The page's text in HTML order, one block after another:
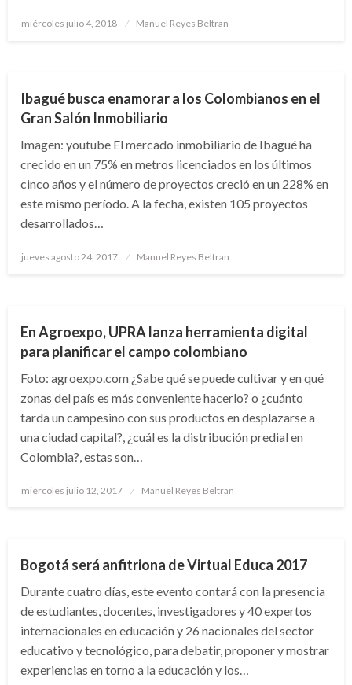
Publicado
miércoles julio 4, 2018 Manuel Reyes Beltran
Ibagué busca enamorar a los Colombianos en el
Gran Salón Inmobiliario
Imagen: youtube El mercado inmobiliario de Ibagué ha
crecido en un 75% en metros licenciados en los últimos
cinco años y el número de proyectos creció en un 228% en
este mismo período. A la fecha, existen 105 proyectos
desarrollados…
Publicado
jueves agosto 24, 2017 Manuel Reyes Beltran
En Agroexpo, UPRA lanza herramienta digital
para planificar el campo colombiano
Foto: agroexpo.com ¿Sabe qué se puede cultivar y en qué
zonas del país es más conveniente hacerlo? o ¿cuánto
tarda un campesino con sus productos en desplazarse a
una ciudad capital?, ¿cuál es la distribución predial en
Colombia?, estas son…
Publicado
miércoles julio 12, 2017 Manuel Reyes Beltran
Bogotá será anfitriona de Virtual Educa 2017
Durante cuatro días, este evento contará con la presencia
de estudiantes, docentes, investigadores y 40 expertos
internacionales en educación y 26 nacionales del sector
educativo y tecnológico, para debatir, proponer y mostrar
experiencias en torno a la educación y los…